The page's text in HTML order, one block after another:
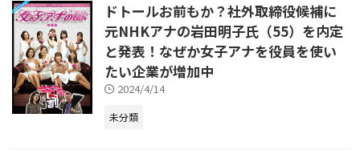
ドトールお前もか？社外取締役候補に
元NHKアナの岩田明子氏（55）を内定
と発表！なぜか女子アナを役員を使い
たい企業が増加中
2024/4/14
未分類